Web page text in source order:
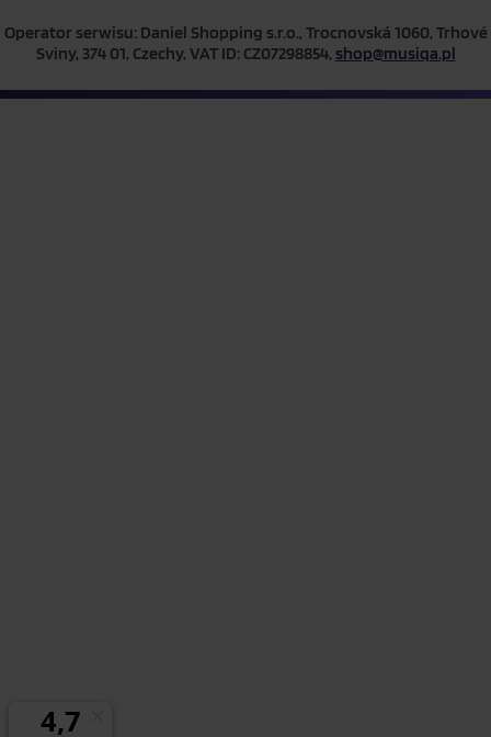
Operator serwisu: Daniel Shopping s.r.o., Trocnovská 1060, Trhové
Sviny, 374 01, Czechy, VAT ID: CZ07298854, shop@musiqa.pl